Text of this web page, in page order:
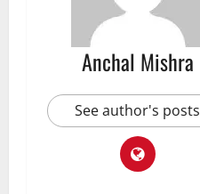
Anchal Mishra
See author's posts